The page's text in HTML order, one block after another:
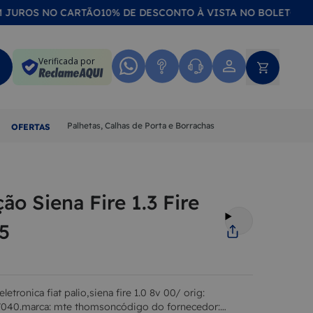
NO CARTÃO10% DE DESCONTO À VISTA NO BOLETO OU NO
Verificada por
OFERTAS Palhetas, Calhas de Porta e Borrachas
Siena Fire 1.3 Fire
fiat palio,siena fire 1.0 8v 00/ orig:
mte thomsoncódigo do fornecedor: